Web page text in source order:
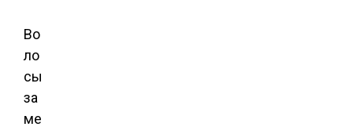
Во
ло
сы
за
ме